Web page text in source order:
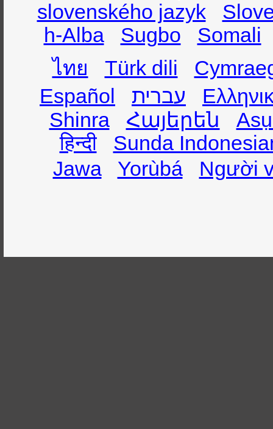
slovenského jazyk
h-Alba
Sugbo
Somali
ไทย
Türk dili
Español
עברית
Shinra
Հայերեն
हिन्दी
Sunda
Jawa
Yorùbá Người